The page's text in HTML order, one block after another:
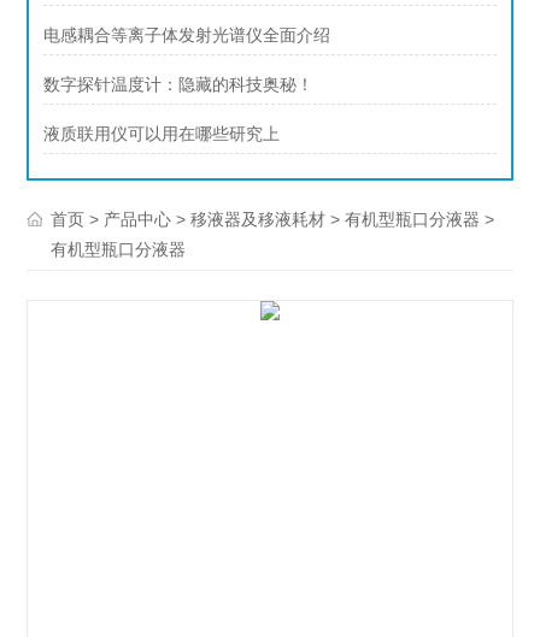
电感耦合等离子体发射光谱仪全面介绍
数字探针温度计：隐藏的科技奥秘！
液质联用仪可以用在哪些研究上
首页 > 产品中心 >移液器及移液耗材 >有机型瓶口分液器 >
有机型瓶口分液器